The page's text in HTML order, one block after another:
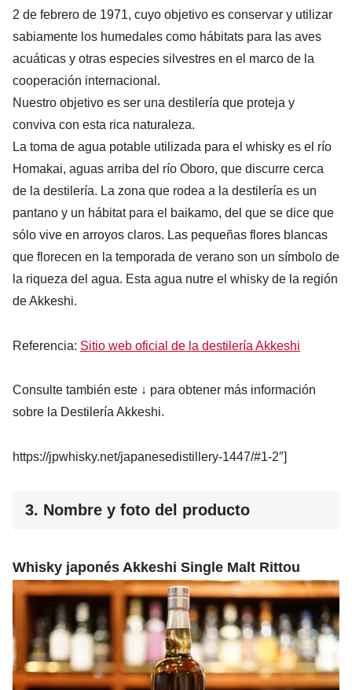
2 de febrero de 1971, cuyo objetivo es conservar y utilizar
sabiamente los humedales como hábitats para las aves
acuáticas y otras especies silvestres en el marco de la
cooperación internacional.
Nuestro objetivo es ser una destilería que proteja y
conviva con esta rica naturaleza.
La toma de agua potable utilizada para el whisky es el río
Homakai, aguas arriba del río Oboro, que discurre cerca
de la destilería. La zona que rodea a la destilería es un
pantano y un hábitat para el baikamo, del que se dice que
sólo vive en arroyos claros. Las pequeñas flores blancas
que florecen en la temporada de verano son un símbolo de
la riqueza del agua. Esta agua nutre el whisky de la región
de Akkeshi.
Referencia: Sitio web oficial de la destilería Akkeshi
Consulte también este ↓ para obtener más información
sobre la Destilería Akkeshi.
https://jpwhisky.net/japanesedistillery-1447/#1-2″]
3. Nombre y foto del producto
Whisky japonés Akkeshi Single Malt Rittou